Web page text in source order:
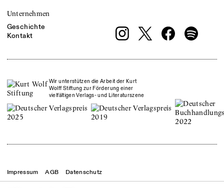
Unternehmen
Geschichte
Kontakt
Wir unterstützen die Arbeit der Kurt
Wolff Stiftung zur Förderung einer
vielfältigen Verlags- und Literaturszene
Impressum AGB Datenschutz